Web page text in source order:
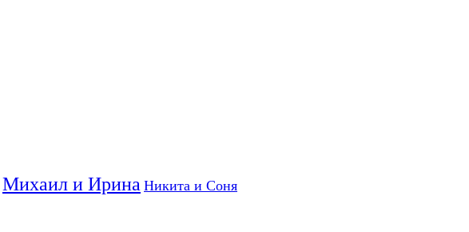
Михаил и Ирина Никита и Соня